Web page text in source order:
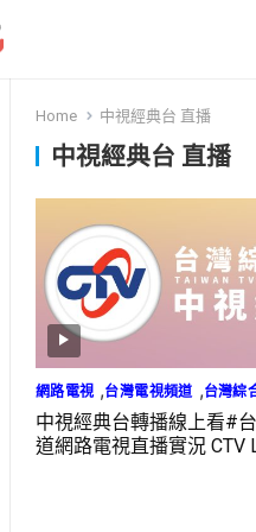
Home 中視經典台 直播
中視經典台 直播
網路電視 ,台灣電視頻道 ,台灣綜
中視經典台轉播線上看#
道網路電視直播實況 CTV